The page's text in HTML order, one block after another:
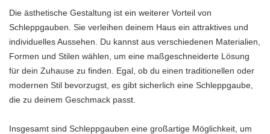
Die ästhetische Gestaltung ist ein weiterer Vorteil von
Schleppgauben. Sie verleihen deinem Haus ein attraktives und
individuelles Aussehen. Du kannst aus verschiedenen Materialien,
Formen und Stilen wählen, um eine maßgeschneiderte Lösung
für dein Zuhause zu finden. Egal, ob du einen traditionellen oder
modernen Stil bevorzugst, es gibt sicherlich eine Schleppgaube,
die zu deinem Geschmack passt.
Insgesamt sind Schleppgauben eine großartige Möglichkeit, um